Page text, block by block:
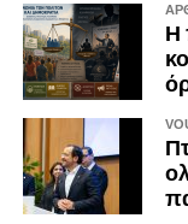
Για τον Ισραηλινό
εκλογές σε
διατήρηση της
προώθησε ο
από τον σύμμαχο
ασφάλεια και τη
Η